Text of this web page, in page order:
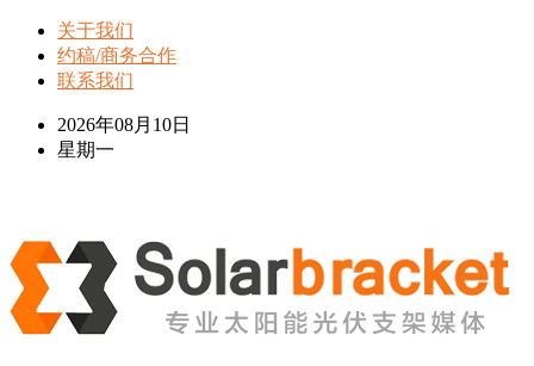
关于我们
约稿/商务合作
联系我们
2026年08月10日
星期一